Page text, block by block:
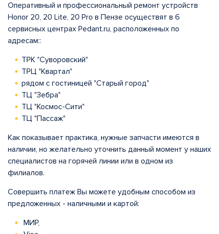
Оперативный и профессиональный ремонт устройств
Honor 20, 20 Lite, 20 Pro в Пензе осуществят в 6
сервисных центрах Pedant.ru, расположенных по
адресам::
ТРК "Суворовский"
ТРЦ "Квартал"
рядом с гостиницей "Старый город"
ТЦ "Зебра"
ТЦ "Космос-Сити"
ТЦ "Пассаж"
Как показывает практика, нужные запчасти имеются в
наличии, но желательно уточнить данный момент у наших
специалистов на горячей линии или в одном из
филиалов.
Совершить платеж Вы можете удобным способом из
предложенных - наличными и картой:
МИР,